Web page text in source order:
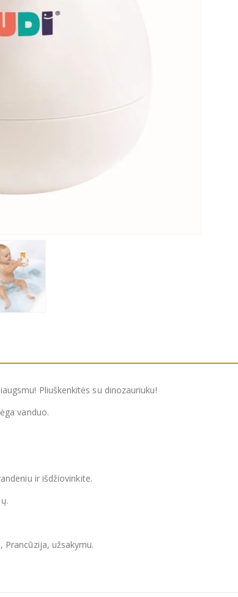
Pliuškenkitės su dinozauriuku!
vanduo.
ir išdžiovinkite.
Prancūzija, užsakymu.